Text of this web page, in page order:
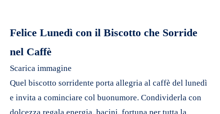
Felice Lunedì con il Biscotto che Sorride
nel Caffè
Scarica immagine
Quel biscotto sorridente porta allegria al caffè del lunedì
e invita a cominciare col buonumore. Condividerla con